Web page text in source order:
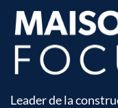
Leader de la